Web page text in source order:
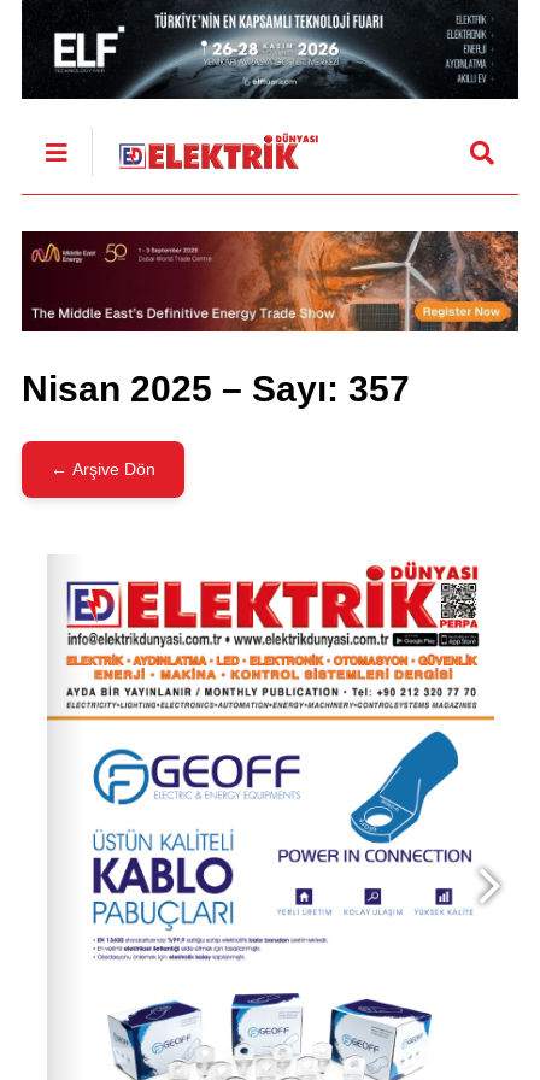
Nisan 2025 – Sayı: 357
← Arşive Dön